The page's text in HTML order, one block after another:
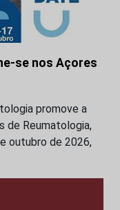
se nos Açores
promove a
de Reumatologia,
outubro de 2026,